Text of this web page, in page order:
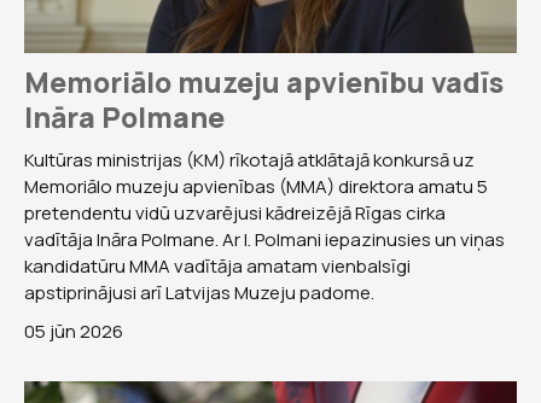
Memoriālo muzeju apvienību vadīs
Ināra Polmane
Kultūras ministrijas (KM) rīkotajā atklātajā konkursā uz
Memoriālo muzeju apvienības (MMA) direktora amatu 5
pretendentu vidū uzvarējusi kādreizējā Rīgas cirka
vadītāja Ināra Polmane. Ar I. Polmani iepazinusies un viņas
kandidatūru MMA vadītāja amatam vienbalsīgi
apstiprinājusi arī Latvijas Muzeju padome.
05 jūn 2026